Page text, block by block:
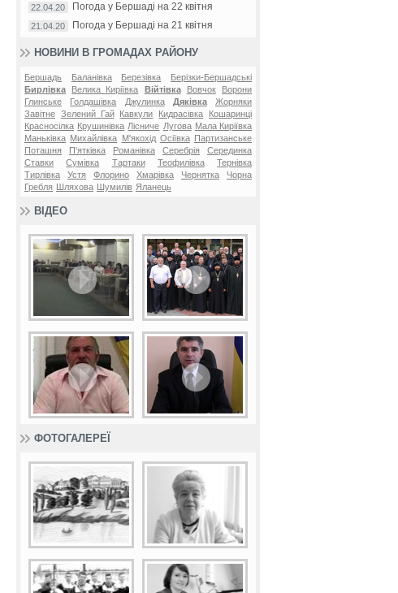
22.04.20 Погода у Бершаді на 22 квітня
21.04.20 Погода у Бершаді на 21 квітня
НОВИНИ В ГРОМАДАХ РАЙОНУ
Бершадь Баланівка Березівка
Берізки-Бершадські
Бирлівка
Велика Киріївка Війтівка Вовчок
Ворони
Глинське
Голдашівка Джулинка Дяківка
Жорняки
Завітне Зелений Гай Кавкули Кидрасівка
Кошаринці
Красносілка Крушинівка Лісниче Лугова Мала Киріївка
Маньківка Михайлівка М'якохід Осіївка
Партизанське
Поташня
П'ятківка Романівка Серебрія
Серединка
Ставки
Сумівка Тартаки Теофилівка
Тернівка
Тирлівка
Устя Флорино Хмарівка Чернятка
Чорна
Гребля
Шляхова Шумилів Яланець
ВІДЕО
ФОТОГАЛЕРЕЇ